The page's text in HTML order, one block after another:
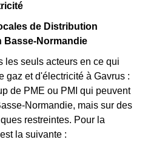
de Distribution
Basse-Normandie
les seuls acteurs en ce qui
gaz et d'électricité à Gavrus :
de PME ou PMI qui peuvent
Normandie, mais sur des
restreintes. Pour la
la suivante :